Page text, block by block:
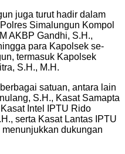
juga turut hadir dalam
Simalungun Kompol
AKBP Gandhi, S.H.,
para Kapolsek se-
termasuk Kapolsek
S.H., M.H.
satuan, antara lain
S.H., Kasat Samapta
Intel IPTU Rido
serta Kasat Lantas IPTU
dukungan